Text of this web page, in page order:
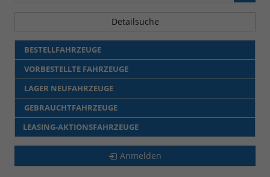
Detailsuche
BESTELLFAHRZEUGE
VORBESTELLTE FAHRZEUGE
LAGER NEUFAHRZEUGE
GEBRAUCHTFAHRZEUGE
LEASING-AKTIONSFAHRZEUGE
Anmelden